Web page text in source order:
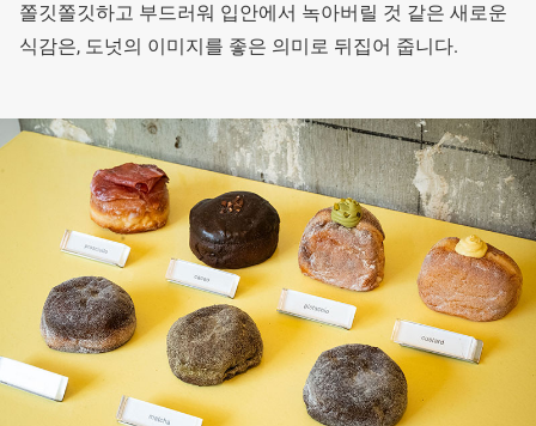
쫄깃쫄깃하고 부드러워 입안에서 녹아버릴 것 같은 새로운
식감은, 도넛의 이미지를 좋은 의미로 뒤집어 줍니다.